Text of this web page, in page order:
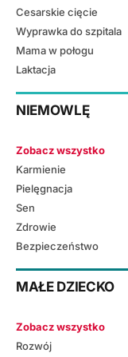
Cesarskie cięcie
Wyprawka do szpitala
Mama w połogu
Laktacja
NIEMOWLĘ
Zobacz wszystko
Karmienie
Pielęgnacja
Sen
Zdrowie
Bezpieczeństwo
MAŁE DZIECKO
Zobacz wszystko
Rozwój